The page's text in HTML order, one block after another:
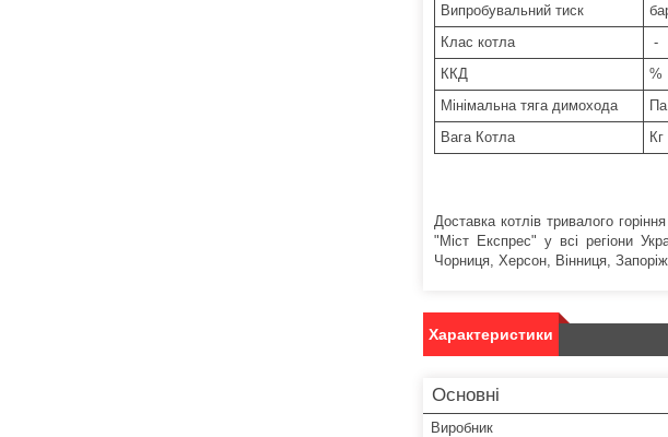
Випробувальний тиск
Клас котла
-
ККД
%
Мінімальна тяга димохода
Па
Вага Котла
Кг
Доставка котлів тривалого горіння
"Міст Експрес" у всі регіони
Чорниця, Херсон, Вінниця,
Характеристики
Основні
Виробник